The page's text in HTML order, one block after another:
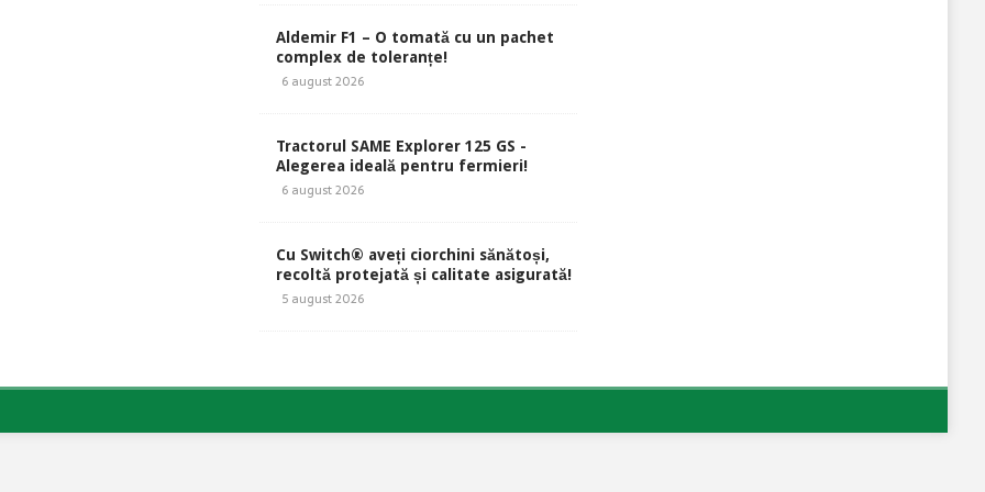
Aldemir F1 – O tomată cu un pachet
complex de toleranțe!
6 august 2026
Tractorul SAME Explorer 125 GS -
Alegerea ideală pentru fermieri!
6 august 2026
Cu Switch® aveți ciorchini sănătoși,
recoltă protejată și calitate asigurată!
5 august 2026